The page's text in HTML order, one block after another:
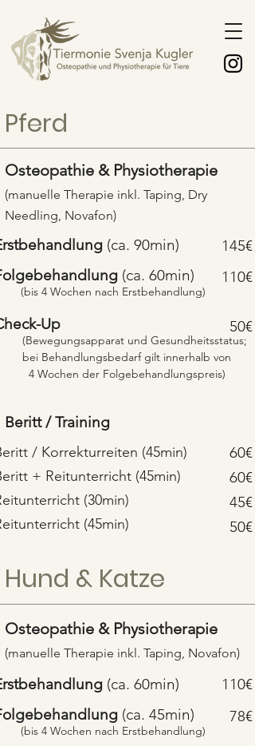
Pferd
Osteopathie & Physiotherapie
(manuelle Therapie inkl. Taping, Dry
Needling, Novafon)
(ca. 90min)
(ca. 60min)
(bis 4 Wochen nach Erstbehandlung)
Up
und Gesundheitsstatus;
bei Behandlungsbedarf gilt innerhalb von
Wochen der Folgebehandlungspreis)​
145€
110€
50€
Beritt / Training
/ Korrekturreiten (45min)
+ Reitunterricht (45min)
(30min)
(45min)
60€
60€
45€
50€
Hund & Katze
Osteopathie & Physiotherapie
(manuelle Therapie inkl. Taping, Novafon)
(ca. 60min)
(ca. 45min)
(bis 4 Wochen nach Erstbehandlung)
110€
78€